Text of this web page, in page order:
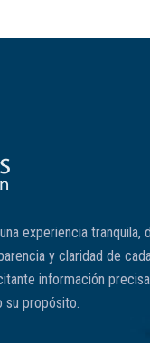
experiencia tranquila,
y claridad de
información
su propósito.